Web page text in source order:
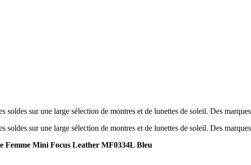
sur une large sélection de montres et de lunettes de soleil. Des
sur une large sélection de montres et de lunettes de soleil. Des
Femme Mini Focus Leather MF0334L Bleu